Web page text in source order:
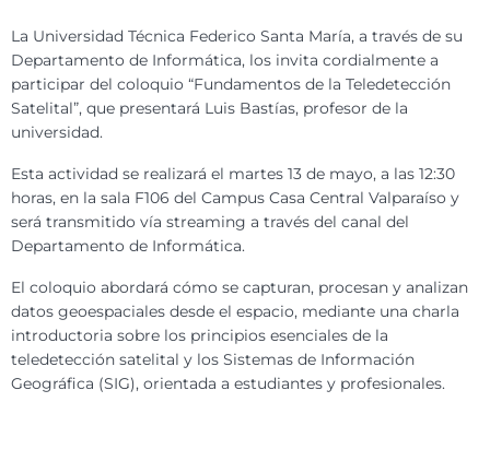
La Universidad Técnica Federico Santa María, a través de su
Departamento de Informática, los invita cordialmente a
participar del coloquio “Fundamentos de la Teledetección
Satelital”, que presentará Luis Bastías, profesor de la
universidad.
Esta actividad se realizará el martes 13 de mayo, a las 12:30
horas, en la sala F106 del Campus Casa Central Valparaíso y
será transmitido vía streaming a través del canal del
Departamento de Informática.
El coloquio abordará cómo se capturan, procesan y analizan
datos geoespaciales desde el espacio, mediante una charla
introductoria sobre los principios esenciales de la
teledetección satelital y los Sistemas de Información
Geográfica (SIG), orientada a estudiantes y profesionales.